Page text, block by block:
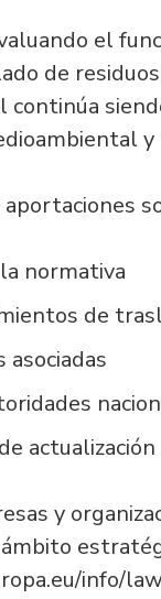
el
de
normativa
de
y
info/